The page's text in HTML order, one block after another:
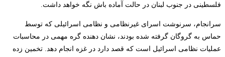
فلسطینی در جنوب لبنان در حالت آماده باش نگه خواهد داشت.
سرانجام، سرنوشت اسرای غیرنظامی و نظامی اسرائیلی که توسط
حماس به گروگان گرفته شده بودند، نشان دهنده گره مهمی در محاسبات
عملیات نظامی اسرائیل است که قصد دارد در غزه انجام دهد. تخمین زده